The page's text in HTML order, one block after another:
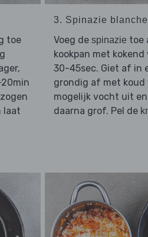
toe
20min
laat
3. Spinazie
Voeg de spinazie toe
kookpan met
30-45sec. Giet af in
grondig af met koud
mogelijk vocht uit
daarna grof. Pel de